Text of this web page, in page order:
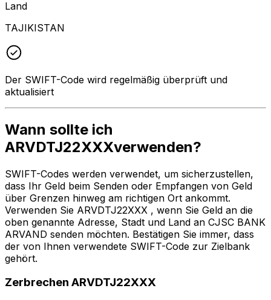
Land
TAJIKISTAN
Der SWIFT-Code wird regelmäßig überprüft und
aktualisiert
Wann sollte ich
ARVDTJ22XXXverwenden?
SWIFT-Codes werden verwendet, um sicherzustellen,
dass Ihr Geld beim Senden oder Empfangen von Geld
über Grenzen hinweg am richtigen Ort ankommt.
Verwenden Sie ARVDTJ22XXX , wenn Sie Geld an die
oben genannte Adresse, Stadt und Land an CJSC BANK
ARVAND senden möchten. Bestätigen Sie immer, dass
der von Ihnen verwendete SWIFT-Code zur Zielbank
gehört.
Zerbrechen ARVDTJ22XXX